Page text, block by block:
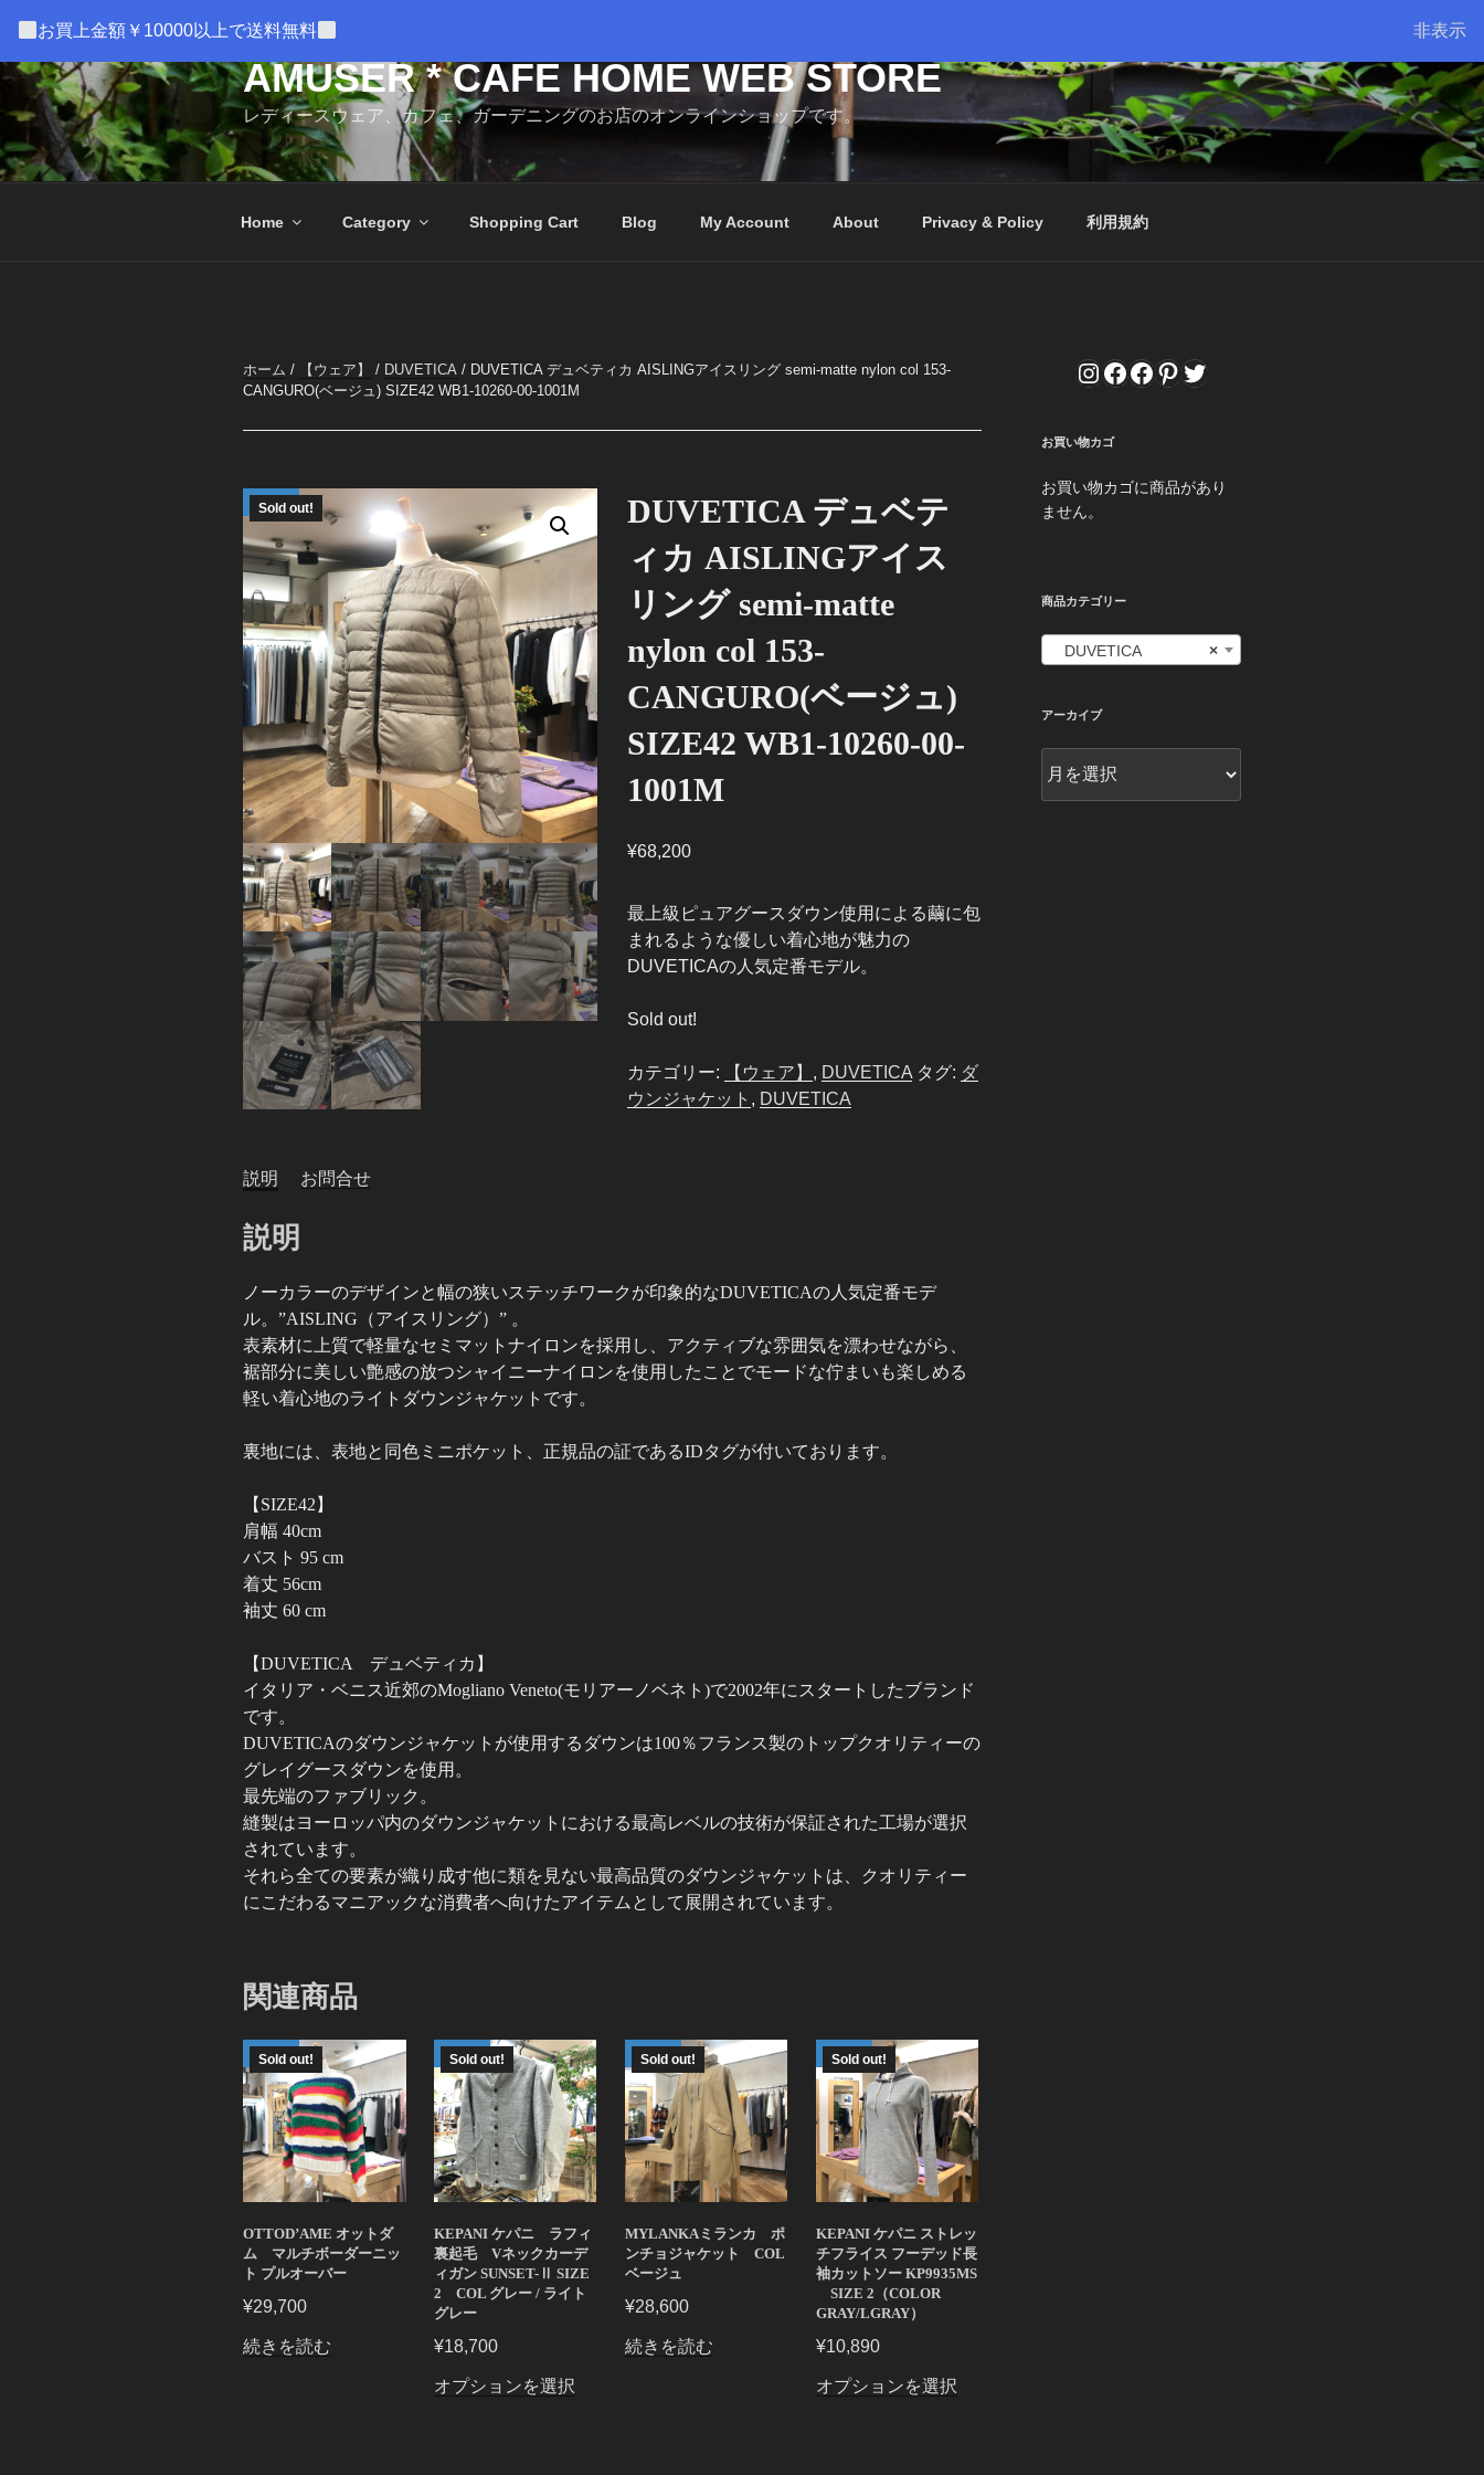
お買上金額￥10000以上で送料無料 非表示
テ
ツ
へ
ス
AMUSER * CAFE HOME WEB STORE
レディースウェア、カフェ、ガーデニングのお店のオンラインショップです。
Home Category Shopping Cart Blog My Account About Privacy & Policy 利用規約
ホーム / 【ウェア】 / DUVETICA / DUVETICA デュベティカ AISLINGアイスリング semi-matte nylon col 153-
CANGURO(ベージュ) SIZE42 WB1-10260-00-1001M
Sold out!
DUVETICA デュベテ
ィカ AISLINGアイス
リング semi-matte
nylon col 153-
CANGURO(ベージュ)
SIZE42 WB1-10260-00-
1001M
¥68,200
最上級ピュアグースダウン使用による繭に包
まれるような優しい着心地が魅力の
DUVETICAの人気定番モデル。
Sold out!
カテゴリー: 【ウェア】 , DUVETICA タグ: ダ
ウンジャケット , DUVETICA
説明 お問合せ
説明
ノーカラーのデザインと幅の狭いステッチワークが印象的なDUVETICAの人気定番モデ
ル。”AISLING（アイスリング）” 。
表素材に上質で軽量なセミマットナイロンを採用し、アクティブな雰囲気を漂わせながら、
裾部分に美しい艶感の放つシャイニーナイロンを使用したことでモードな佇まいも楽しめる
軽い着心地のライトダウンジャケットです。
裏地には、表地と同色ミニポケット、正規品の証であるIDタグが付いております。
【SIZE42】
肩幅 40cm
バスト 95 cm
着丈 56cm
袖丈 60 cm
【DUVETICA デュベティカ】
イタリア・ベニス近郊のMogliano Veneto(モリアーノベネト)で2002年にスタートしたブランド
です。
DUVETICAのダウンジャケットが使用するダウンは100％フランス製のトップクオリティーの
グレイグースダウンを使用。
最先端のファブリック。
縫製はヨーロッパ内のダウンジャケットにおける最高レベルの技術が保証された工場が選択
されています。
それら全ての要素が織り成す他に類を見ない最高品質のダウンジャケットは、クオリティー
にこだわるマニアックな消費者へ向けたアイテムとして展開されています。
関連商品
Sold out!
OTTOD’AME オットダ
ム マルチボーダーニッ
ト プルオーバー
¥29,700
続きを読む
Sold out!
KEPANI ケパニ ラフィ
裏起毛 Vネックカーデ
ィガン SUNSET-Ⅱ SIZE
2 COL グレー / ライト
グレー
¥18,700
オプションを選択こ
Sold out!
MYLANKAミランカ ポ
ンチョジャケット COL
ベージュ
¥28,600
続きを読む
Sold out!
KEPANI ケパニ ストレッ
チフライス フーデッド長
袖カットソー KP9935MS
SIZE 2（COLOR
GRAY/LGRAY）
¥10,890
オプションを選択こ
Instagram
Facebook
Facebook
Pinterest
Twitter
お買い物カゴ
お買い物カゴに商品があり
ません。
商品カテゴリー
×
DUVETICA
アーカイブ
ー